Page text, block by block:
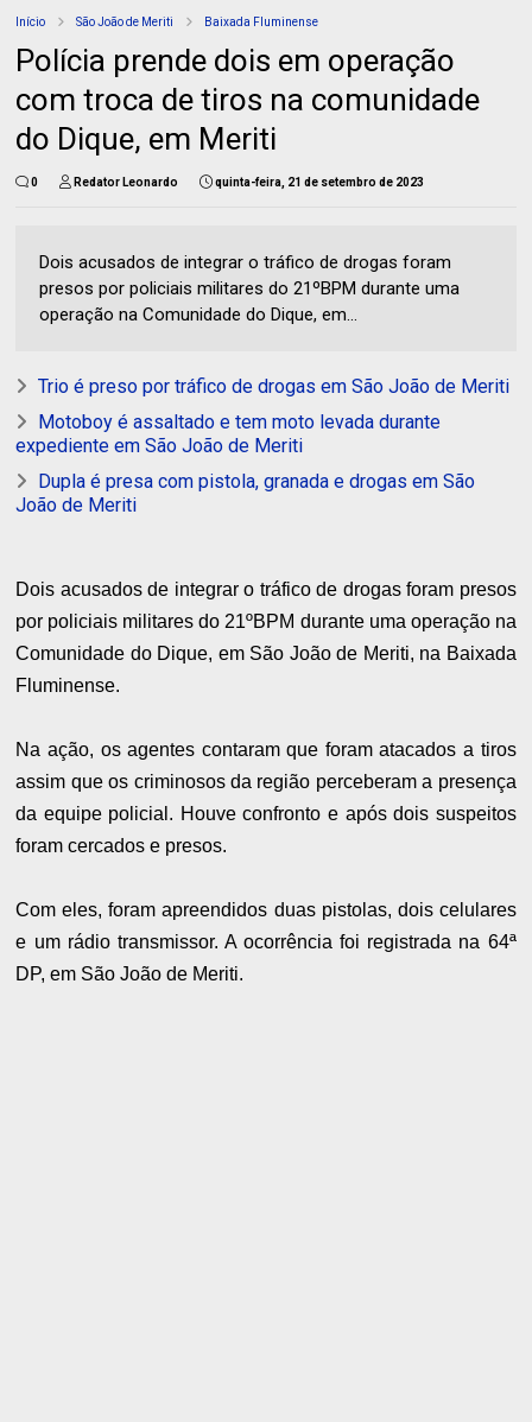
Início São João de Meriti Baixada Fluminense
Polícia prende dois em operação
com troca de tiros na comunidade
do Dique, em Meriti
0 Redator Leonardo quinta-feira, 21 de setembro de 2023
Dois acusados de integrar o tráfico de drogas foram
presos por policiais militares do 21ºBPM durante uma
operação na Comunidade do Dique, em...
Trio é preso por tráfico de drogas em São João de Meriti
Motoboy é assaltado e tem moto levada durante
expediente em São João de Meriti
Dupla é presa com pistola, granada e drogas em São
João de Meriti
Dois acusados de integrar o tráfico de drogas foram presos
por policiais militares do 21ºBPM durante uma operação na
Comunidade do Dique, em São João de Meriti, na Baixada
Fluminense.
Na ação, os agentes contaram que foram atacados a tiros
assim que os criminosos da região perceberam a presença
da equipe policial. Houve confronto e após dois suspeitos
foram cercados e presos.
Com eles, foram apreendidos duas pistolas, dois celulares
e um rádio transmissor. A ocorrência foi registrada na 64ª
DP, em São João de Meriti.